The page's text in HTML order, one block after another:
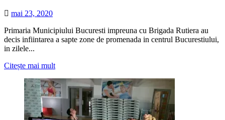
mai 23, 2020
Primaria Municipiului Bucuresti impreuna cu Brigada Rutiera au
decis infiintarea a sapte zone de promenada in centrul Bucurestiului,
in zilele...
Citește mai multCitește
multe
despre
Primaria
Capitalei